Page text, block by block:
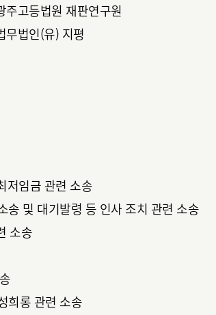
주고등법원 재판연구원
무법인(유) 지평
저임금 관련 소송
송 및 대기발령 등 인사 조치 관련 소송
소송
희롱 관련 소송